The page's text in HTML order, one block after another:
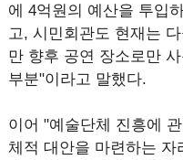
에 4억원의 예산을 투입
고, 시민회관도 현재는
만 향후 공연 장소로만
부분"이라고 말했다.
이어 "예술단체 진흥에
체적 대안을 마련하는 자